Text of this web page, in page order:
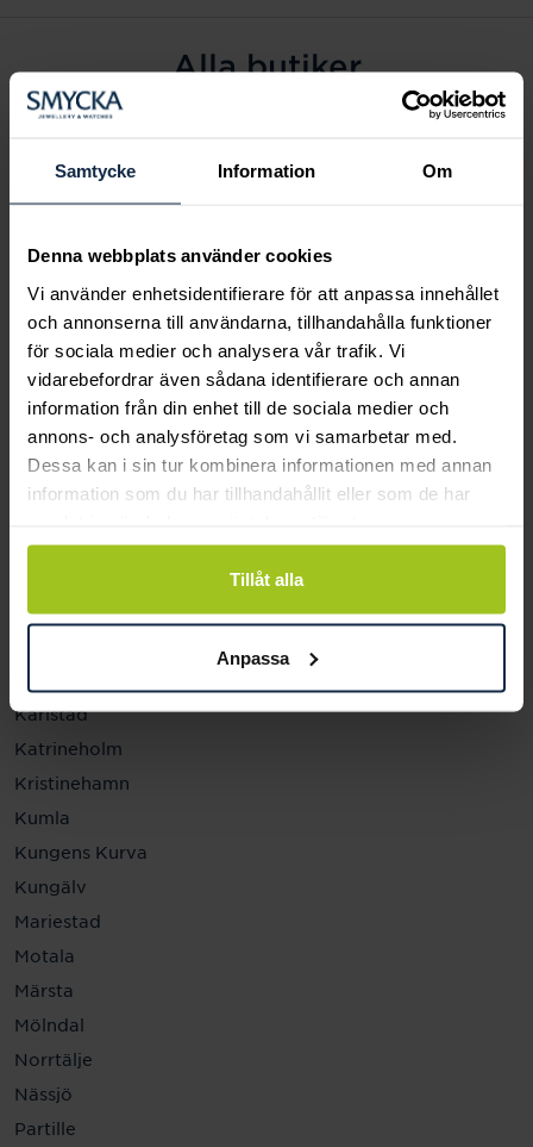
Samtycke Information Om
Denna webbplats använder cookies
Vi använder enhetsidentifierare för att anpassa innehållet
och annonserna till användarna, tillhandahålla funktioner
för sociala medier och analysera vår trafik. Vi
vidarebefordrar även sådana identifierare och annan
information från din enhet till de sociala medier och
annons- och analysföretag som vi samarbetar med.
Dessa kan i sin tur kombinera informationen med annan
information som du har tillhandahållit eller som de har
Tillåt alla
Anpassa
Alla butiker
Alingsås
Arvidsjaur
Eksjö
Fagersta
Farsta
Gävle
Halmstad
Halmstad Hallarna
Haninge
Helsingborg
Jönköping
Karlstad
Katrineholm
Kristinehamn
Kumla
Kungens Kurva
Kungälv
Mariestad
Motala
Märsta
Mölndal
Norrtälje
Nässjö
Partille